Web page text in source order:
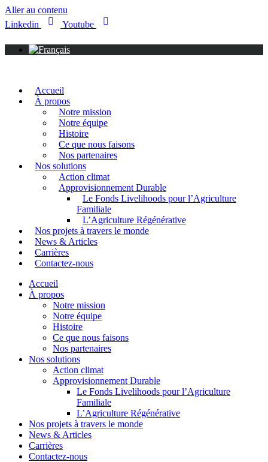
Aller au contenu
Linkedin
Youtube
Accueil
À propos
Notre mission
Notre équipe
Histoire
Ce que nous faisons
Nos partenaires
Nos solutions
Action climat
Approvisionnement Durable
Le Fonds Livelihoods pour l’Agriculture
Familiale
L’Agriculture Régénérative
Nos projets à travers le monde
News & Articles
Carrières
Contactez-nous
Accueil
À propos
Notre mission
Notre équipe
Histoire
Ce que nous faisons
Nos partenaires
Nos solutions
Action climat
Approvisionnement Durable
Le Fonds Livelihoods pour l’Agriculture
Familiale
L’Agriculture Régénérative
Nos projets à travers le monde
News & Articles
Carrières
Contactez-nous